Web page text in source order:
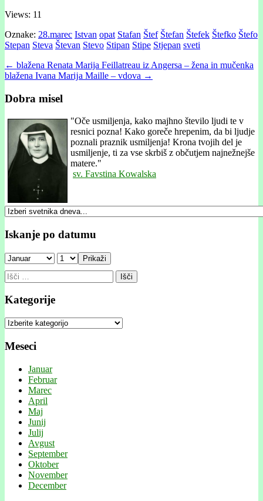
Views: 11
Oznake: 28.marec Istvan opat Stafan Štef Štefan Štefek Štefko Štefo
Stepan Steva Števan Stevo Stipan Stipe Stjepan sveti
Post
navigation
← blažena Renata Marija Feillatreau iz Angersa – žena in mučenka
blažena Ivana Marĳa Maille – vdova →
Dobra misel
"Oče usmiljenja, kako majhno število ljudi te v
resnici pozna! Kako goreče hrepenim, da bi ljudje
poznali praznik usmiljenja! Krona tvojih del je
usmiljenje, ti za vse skrbiš z občutjem najnežnejše
matere."
sv. Favstina Kowalska
Iskanje po datumu
Prikaži
Išči:
Kategorije
Kategorije
Meseci
Januar
Februar
Marec
April
Maj
Junij
Julij
Avgust
September
Oktober
November
December